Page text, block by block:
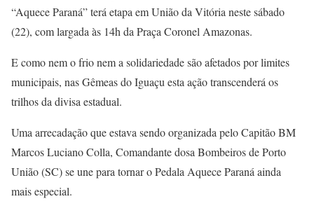
“Aquece Paraná” terá etapa em União da Vitória neste sábado
(22), com largada às 14h da Praça Coronel Amazonas.
E como nem o frio nem a solidariedade são afetados por limites
municipais, nas Gêmeas do Iguaçu esta ação transcenderá os
trilhos da divisa estadual.
Uma arrecadação que estava sendo organizada pelo Capitão BM
Marcos Luciano Colla, Comandante dosa Bombeiros de Porto
União (SC) se une para tornar o Pedala Aquece Paraná ainda
mais especial.